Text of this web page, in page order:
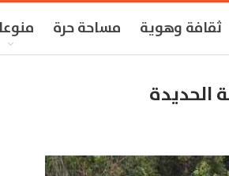
ثقافة وهوية مساحة حرة